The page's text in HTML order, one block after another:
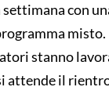
con
misto.
stanno
attende il